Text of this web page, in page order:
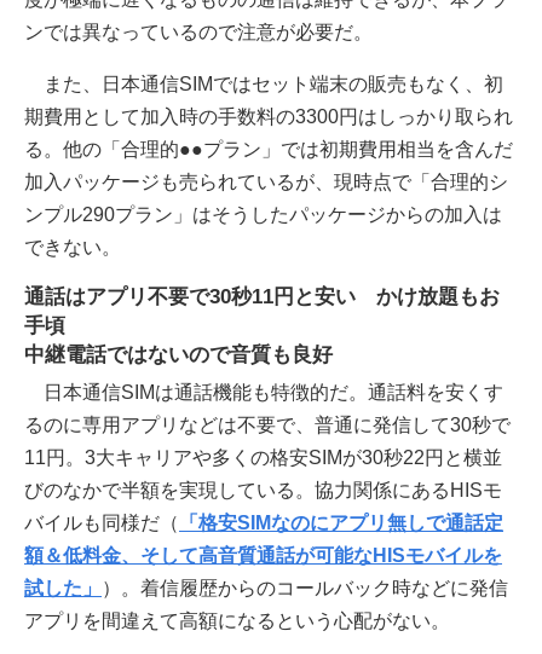
ンでは異なっているので注意が必要だ。
また、日本通信SIMではセット端末の販売もなく、初
期費用として加入時の手数料の3300円はしっかり取られ
る。他の「合理的●●プラン」では初期費用相当を含んだ
加入パッケージも売られているが、現時点で「合理的シ
ンプル290プラン」はそうしたパッケージからの加入は
できない。
通話はアプリ不要で30秒11円と安い かけ放題もお
手頃
中継電話ではないので音質も良好
日本通信SIMは通話機能も特徴的だ。通話料を安くす
るのに専用アプリなどは不要で、普通に発信して30秒で
11円。3大キャリアや多くの格安SIMが30秒22円と横並
びのなかで半額を実現している。協力関係にあるHISモ
バイルも同様だ（
「格安SIMなのにアプリ無しで通話定
額＆低料金、そして高音質通話が可能なHISモバイルを
試した」
）。着信履歴からのコールバック時などに発信
アプリを間違えて高額になるという心配がない。